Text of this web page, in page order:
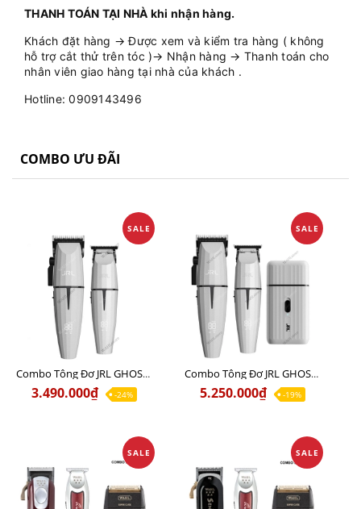
THANH TOÁN TẠI NHÀ khi nhận hàng.
Khách đặt hàng → Được xem và kiểm tra hàng ( không
hỗ trợ cắt thử trên tóc )→ Nhận hàng → Thanh toán cho
nhân viên giao hàng tại nhà của khách .
Hotline: 0909143496
COMBO ƯU ĐÃI
SALE
Combo Tông Đơ JRL GHOST 1 Limited Edition Chính Hãng USA
3.490.000₫ -24%
SALE
Combo Tông Đơ JRL GHOST 2 Limited Edition Chính Hãng USA
5.250.000₫ -19%
SALE SALE